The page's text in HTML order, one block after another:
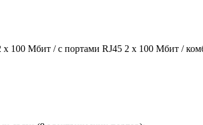
100 Мбит / с портами RJ45 2 х 100 Мбит /